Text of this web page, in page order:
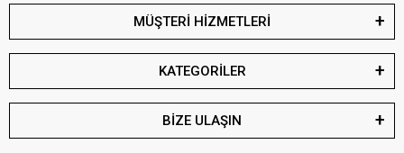
MÜŞTERİ HİZMETLERİ
KATEGORİLER
BİZE ULAŞIN